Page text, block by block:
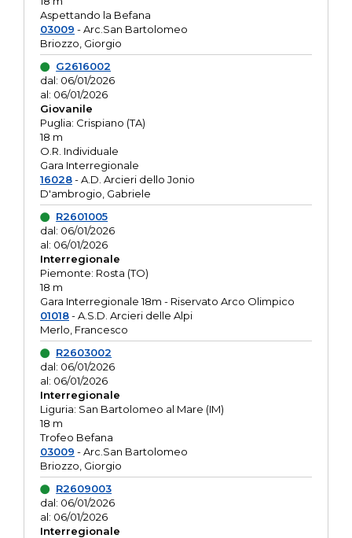
Aspettando la Befana
03009 - Arc.San Bartolomeo
Briozzo, Giorgio
G2616002
dal: 06/01/2026
al: 06/01/2026
Giovanile
Puglia: Crispiano (TA)
18 m
O.R. Individuale
Gara Interregionale
16028- A.D. Arcieri dello Jonio
D'ambrogio, Gabriele
R2601005
dal: 06/01/2026
al: 06/01/2026
Interregionale
Piemonte: Rosta (TO)
18 m
Gara Interregionale 18m - Riservato Arco Olimpico
01018- A.S.D. Arcieri delle Alpi
Merlo, Francesco
R2603002
dal: 06/01/2026
al: 06/01/2026
Interregionale
Liguria: San Bartolomeo al Mare (IM)
18 m
Trofeo Befana
03009 - Arc.San Bartolomeo
Briozzo, Giorgio
R2609003
dal: 06/01/2026
al: 06/01/2026
Interregionale